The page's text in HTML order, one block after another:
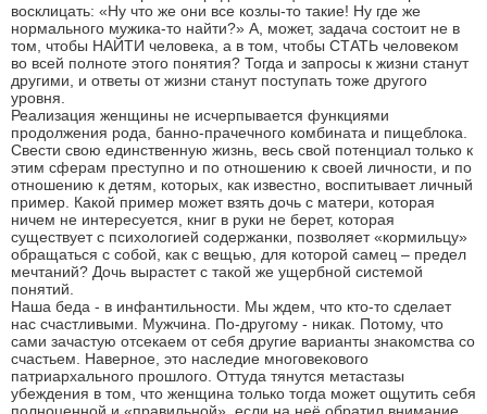
восклицать: «Ну что же они все козлы-то такие! Ну где же
нормального мужика-то найти?» А, может, задача состоит не в
том, чтобы НАЙТИ человека, а в том, чтобы СТАТЬ человеком
во всей полноте этого понятия? Тогда и запросы к жизни станут
другими, и ответы от жизни станут поступать тоже другого
уровня.
Реализация женщины не исчерпывается функциями
продолжения рода, банно-прачечного комбината и пищеблока.
Свести свою единственную жизнь, весь свой потенциал только к
этим сферам преступно и по отношению к своей личности, и по
отношению к детям, которых, как известно, воспитывает личный
пример. Какой пример может взять дочь с матери, которая
ничем не интересуется, книг в руки не берет, которая
существует с психологией содержанки, позволяет «кормильцу»
обращаться с собой, как с вещью, для которой самец – предел
мечтаний? Дочь вырастет с такой же ущербной системой
понятий.
Наша беда - в инфантильности. Мы ждем, что кто-то сделает
нас счастливыми. Мужчина. По-другому - никак. Потому, что
сами зачастую отсекаем от себя другие варианты знакомства со
счастьем. Наверное, это наследие многовекового
патриархального прошлого. Оттуда тянутся метастазы
убеждения в том, что женщина только тогда может ощутить себя